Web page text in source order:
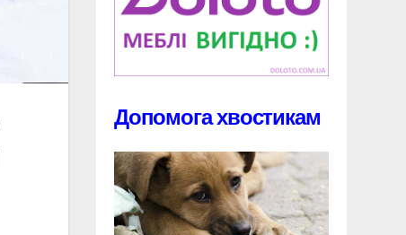
Допомога хвостикам